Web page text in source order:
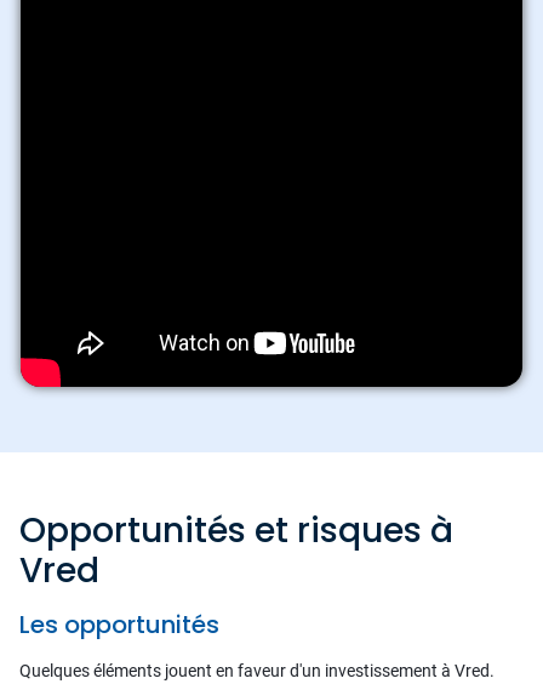
Opportunités et risques à
Vred
Les opportunités
Quelques éléments jouent en faveur d'un investissement à Vred.